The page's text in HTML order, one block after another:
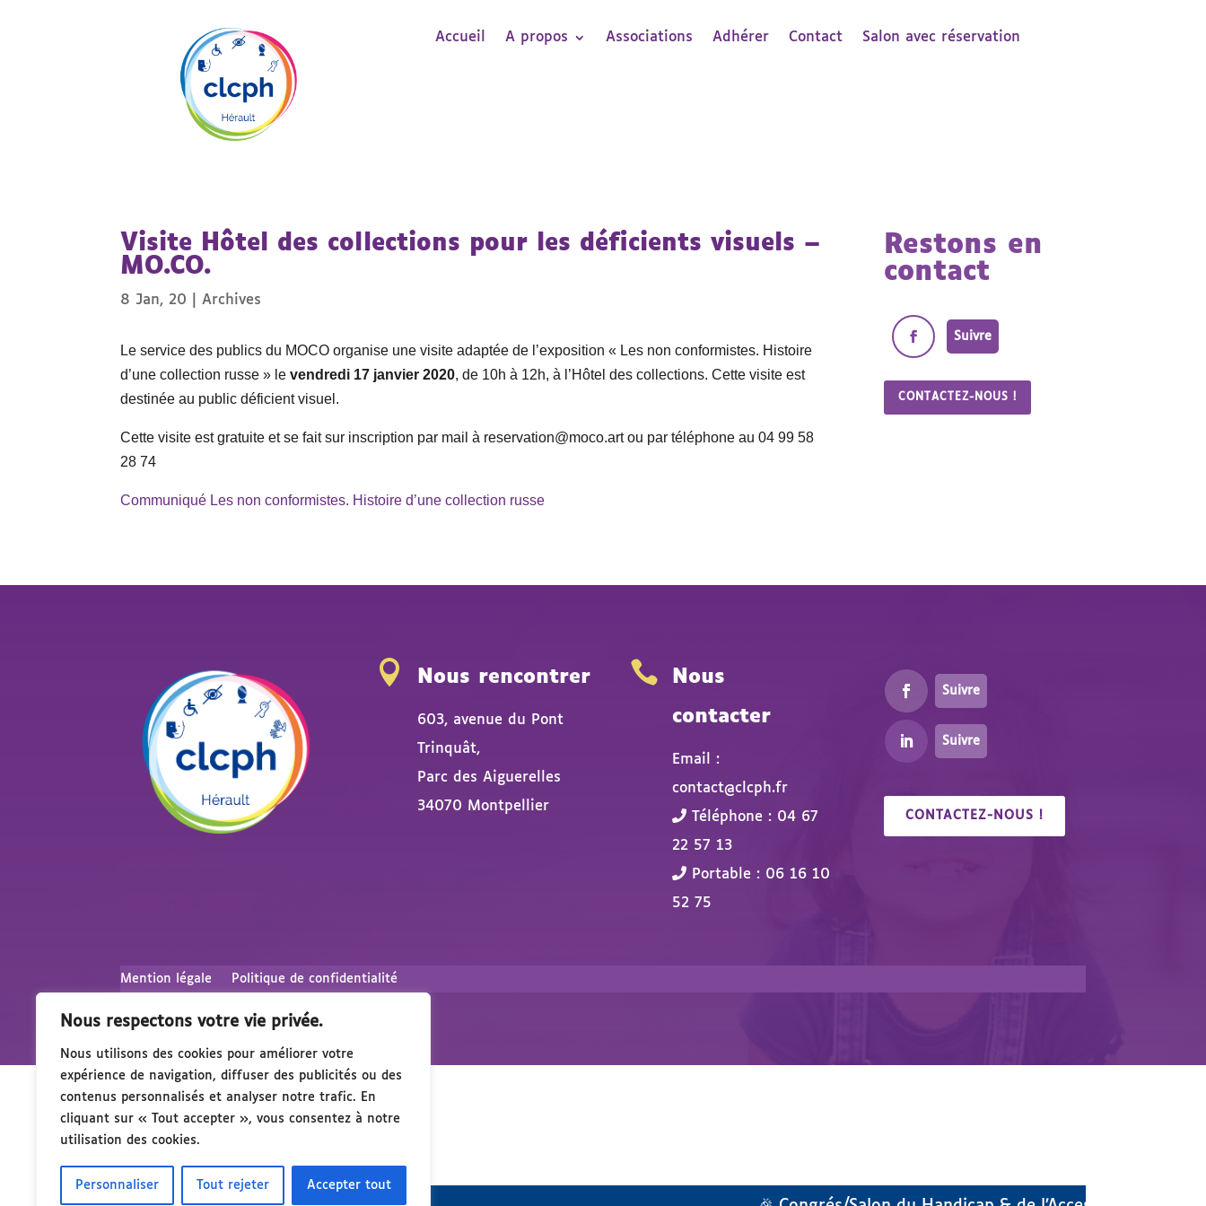
Nous respectons votre vie privée.
Nous utilisons des cookies pour améliorer votre
expérience de navigation, diffuser des publicités ou des
contenus personnalisés et analyser notre trafic. En
cliquant sur « Tout accepter », vous consentez à notre
utilisation des cookies.
Personnaliser Tout rejeter Accepter tout
Accueil A propos Associations Adhérer Contact Salon avec réservation
Visite Hôtel des collections pour les déficients visuels –
MO.CO.
8 Jan, 20 |Archives
Le service des publics du MOCO organise une visite adaptée de l’exposition « Les non conformistes. Histoire
d’une collection russe » le vendredi 17 janvier 2020, de 10h à 12h, à l’Hôtel des collections. Cette visite est
destinée au public déficient visuel.
Cette visite est gratuite et se fait sur inscription par mail à reservation@moco.art ou par téléphone au 04 99 58
28 74
Communiqué Les non conformistes. Histoire d’une collection russe
Restons en
contact
Suivre
CONTACTEZ-NOUS !
 Nous rencontrer
603, avenue du Pont
Trinquât,
Parc des Aiguerelles
34070 Montpellier

Nous
contacter
Email :
contact@clcph.fr
Téléphone : 04 67
22 57 13
Portable : 06 16 10
52 75
Suivre
Suivre
CONTACTEZ-NOUS !
Mention légale Politique de confidentialité